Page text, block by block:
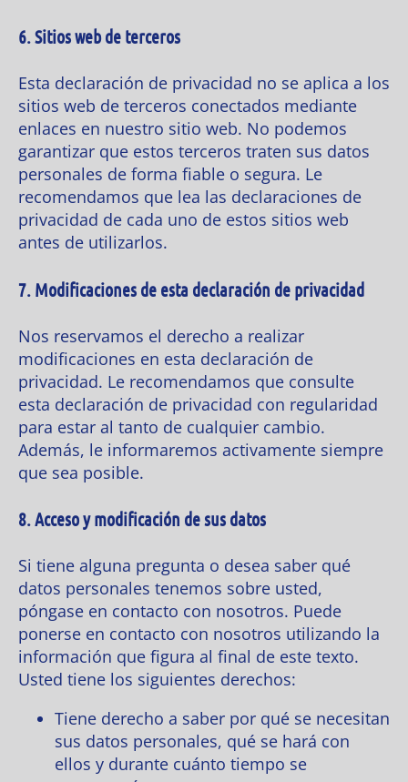
6. Sitios web de terceros
Esta declaración de privacidad no se aplica a los
sitios web de terceros conectados mediante
enlaces en nuestro sitio web. No podemos
garantizar que estos terceros traten sus datos
personales de forma fiable o segura. Le
recomendamos que lea las declaraciones de
privacidad de cada uno de estos sitios web
antes de utilizarlos.
7. Modificaciones de esta declaración de privacidad
Nos reservamos el derecho a realizar
modificaciones en esta declaración de
privacidad. Le recomendamos que consulte
esta declaración de privacidad con regularidad
para estar al tanto de cualquier cambio.
Además, le informaremos activamente siempre
que sea posible.
8. Acceso y modificación de sus datos
Si tiene alguna pregunta o desea saber qué
datos personales tenemos sobre usted,
póngase en contacto con nosotros. Puede
ponerse en contacto con nosotros utilizando la
información que figura al final de este texto.
Usted tiene los siguientes derechos:
Tiene derecho a saber por qué se necesitan
sus datos personales, qué se hará con
ellos y durante cuánto tiempo se